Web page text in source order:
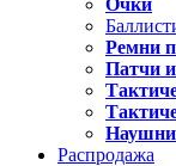
Очки
Ремни
Патчи
Распродажа